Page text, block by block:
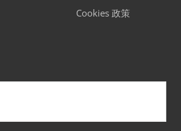
Cookies 政策